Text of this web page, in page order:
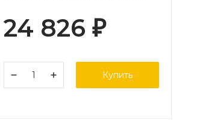
24 826 ₽
Купить